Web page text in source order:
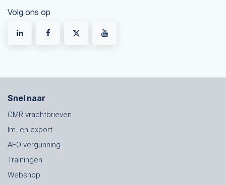
Volg ons op
Snel naar
CMR vrachtbrieven
Im- en export
AEO vergunning
Trainingen
Webshop